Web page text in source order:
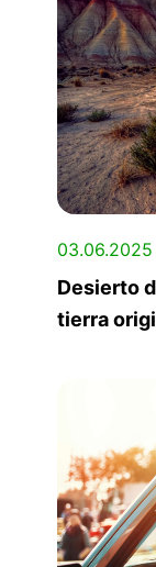
03.06.2025
Desierto
tierra